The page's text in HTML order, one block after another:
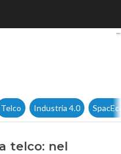
gioca la carta telco:
Telco Industria 4.0
telco: nel